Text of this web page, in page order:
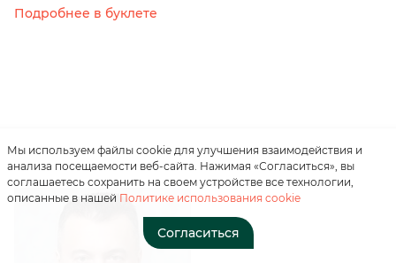
Подробнее в буклете
Мы используем файлы cookie для улучшения взаимодействия и
анализа посещаемости веб-сайта. Нажимая «Согласиться», вы
соглашаетесь сохранить на своем устройстве все технологии,
описанные в нашей Политике использования cookie
Согласиться
Нажимая на кнопку, вы